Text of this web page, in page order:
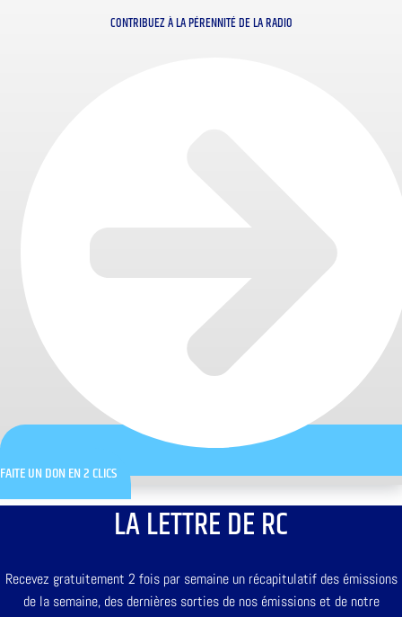
CONTRIBUEZ À LA PÉRENNITÉ DE LA RADIO
FAITE UN DON EN 2 CLICS
LA LETTRE DE RC
Recevez gratuitement 2 fois par semaine un récapitulatif des émissions
de la semaine, des dernières sorties de nos émissions et de notre